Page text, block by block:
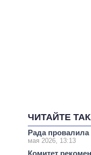
ЧИТАЙТЕ
Рада
мая 2026, 13:13
Комитет